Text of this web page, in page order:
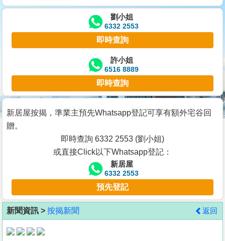
交
業
主
宅
谷
按
客
地
產
劉小姐
6332 2553
即時查詢
許小姐
6516 8889
即時查詢
新居屋按揭，準業主預先Whatsapp登記可享有額外宅谷回
贈。
即時查詢 6332 2553 (劉小姐)
或直接Click以下Whatsapp登記：
新居屋
6332 2553
預先登記
新聞資訊 > 按揭新聞 返回